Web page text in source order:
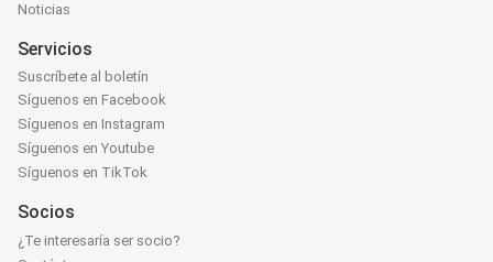
Noticias
Servicios
Suscríbete al boletín
Síguenos en Facebook
Síguenos en Instagram
Síguenos en Youtube
Síguenos en TikTok
Socios
¿Te interesaría ser socio?